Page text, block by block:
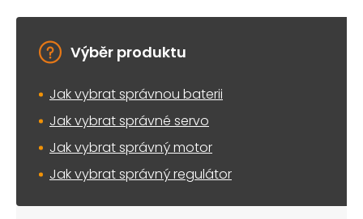
v
y
p
s
u
Výběr produktu
Jak vybrat správnou baterii
Jak vybrat správné servo
Jak vybrat správný motor
Jak vybrat správný regulátor